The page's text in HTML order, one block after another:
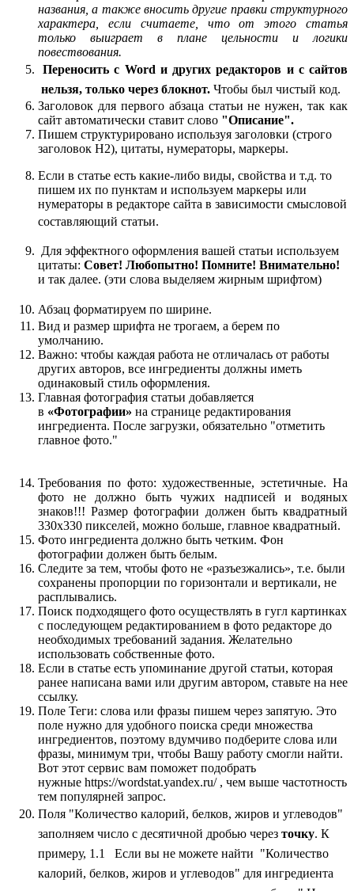
названия, а также вносить другие правки структурного
характера, если считаете, что от этого статья
только выиграет в плане цельности и логики
повествования.
Переносить с Word и других редакторов и с сайтов
нельзя, только через блокнот. Чтобы был чистый код.
Заголовок для первого абзаца статьи не нужен, так как
сайт автоматически ставит слово "Описание".
Пишем структурировано используя заголовки (строго
заголовок Н2), цитаты, нумераторы, маркеры.
Если в статье есть какие-либо виды, свойства и т.д. то
пишем их по пунктам и используем маркеры или
нумераторы в редакторе сайта в зависимости смысловой
составляющий статьи.
Для эффектного оформления вашей статьи используем
цитаты: Совет! Любопытно! Помните! Внимательно!
и так далее. (эти слова выделяем жирным шрифтом)
Абзац форматируем по ширине.
Вид и размер шрифта не трогаем, а берем по
умолчанию.
Важно: чтобы каждая работа не отличалась от работы
других авторов, все ингредиенты должны иметь
одинаковый стиль оформления.
Главная фотография статьи добавляется
в «Фотографии» на странице редактирования
ингредиента. После загрузки, обязательно "отметить
главное фото."
Требования по фото: художественные, эстетичные. На
фото не должно быть чужих надписей и водяных
знаков!!! Размер фотографии должен быть квадратный
330х330 пикселей, можно больше, главное квадратный.
Фото ингредиента должно быть четким. Фон
фотографии должен быть белым.
Следите за тем, чтобы фото не «разъезжались», т.е. были
сохранены пропорции по горизонтали и вертикали, не
расплывались.
Поиск подходящего фото осуществлять в гугл картинках
с последующем редактированием в фото редакторе до
необходимых требований задания. Желательно
использовать собственные фото.
Если в статье есть упоминание другой статьи, которая
ранее написана вами или другим автором, ставьте на нее
ссылку.
Поле Теги: слова или фразы пишем через запятую. Это
поле нужно для удобного поиска среди множества
ингредиентов, поэтому вдумчиво подберите слова или
фразы, минимум три, чтобы Вашу работу смогли найти.
Вот этот сервис вам поможет подобрать
нужные https://wordstat.yandex.ru/ , чем выше частотность
тем популярней запрос.
Поля "Количество калорий, белков, жиров и углеводов"
заполняем число с десятичной дробью через точку. К
примеру, 1.1 Если вы не можете найти "Количество
калорий, белков, жиров и углеводов" для ингредиента